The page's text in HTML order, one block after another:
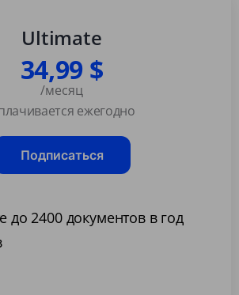
Ultimate
34,99 $
/месяц
ежегодно
Подписаться
до 2400 документов в год